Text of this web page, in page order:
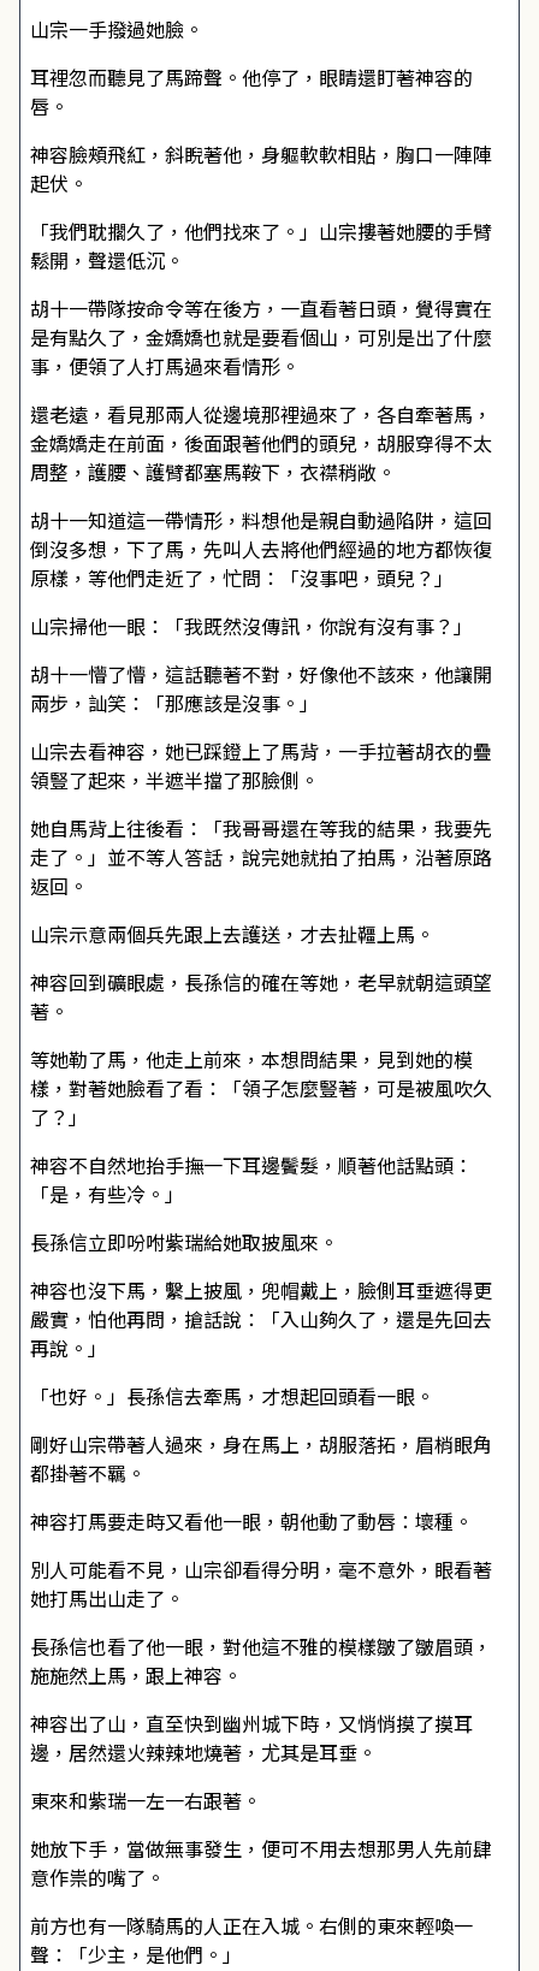
山宗一手撥過她臉。
耳裡忽而聽見了馬蹄聲。他停了，眼睛還盯著神容的
唇。
神容臉頰飛紅，斜睨著他，身軀軟軟相貼，胸口一陣陣
起伏。
「我們耽擱久了，他們找來了。」山宗摟著她腰的手臂
鬆開，聲還低沉。
胡十一帶隊按命令等在後方，一直看著日頭，覺得實在
是有點久了，金嬌嬌也就是要看個山，可別是出了什麼
事，便領了人打馬過來看情形。
還老遠，看見那兩人從邊境那裡過來了，各自牽著馬，
金嬌嬌走在前面，後面跟著他們的頭兒，胡服穿得不太
周整，護腰、護臂都塞馬鞍下，衣襟稍敞。
胡十一知道這一帶情形，料想他是親自動過陷阱，這回
倒沒多想，下了馬，先叫人去將他們經過的地方都恢復
原樣，等他們走近了，忙問：「沒事吧，頭兒？」
山宗掃他一眼：「我既然沒傳訊，你說有沒有事？」
胡十一懵了懵，這話聽著不對，好像他不該來，他讓開
兩步，訕笑：「那應該是沒事。」
山宗去看神容，她已踩鐙上了馬背，一手拉著胡衣的疊
領豎了起來，半遮半擋了那臉側。
她自馬背上往後看：「我哥哥還在等我的結果，我要先
走了。」並不等人答話，說完她就拍了拍馬，沿著原路
返回。
山宗示意兩個兵先跟上去護送，才去扯韁上馬。
神容回到礦眼處，長孫信的確在等她，老早就朝這頭望
著。
等她勒了馬，他走上前來，本想問結果，見到她的模
樣，對著她臉看了看：「領子怎麼豎著，可是被風吹久
了？」
神容不自然地抬手撫一下耳邊鬢髮，順著他話點頭：
「是，有些冷。」
長孫信立即吩咐紫瑞給她取披風來。
神容也沒下馬，繫上披風，兜帽戴上，臉側耳垂遮得更
嚴實，怕他再問，搶話說：「入山夠久了，還是先回去
再說。」
「也好。」長孫信去牽馬，才想起回頭看一眼。
剛好山宗帶著人過來，身在馬上，胡服落拓，眉梢眼角
都掛著不羈。
神容打馬要走時又看他一眼，朝他動了動唇：壞種。
別人可能看不見，山宗卻看得分明，毫不意外，眼看著
她打馬出山走了。
長孫信也看了他一眼，對他這不雅的模樣皺了皺眉頭，
施施然上馬，跟上神容。
神容出了山，直至快到幽州城下時，又悄悄摸了摸耳
邊，居然還火辣辣地燒著，尤其是耳垂。
東來和紫瑞一左一右跟著。
她放下手，當做無事發生，便可不用去想那男人先前肆
意作祟的嘴了。
前方也有一隊騎馬的人正在入城。右側的東來輕喚一
聲：「少主，是他們。」